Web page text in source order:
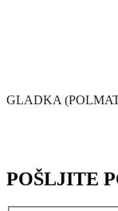
GLADKA
POŠLJITE